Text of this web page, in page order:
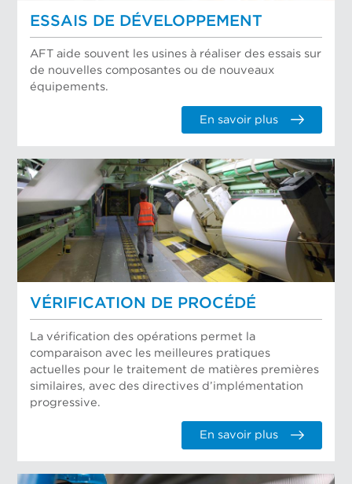
ESSAIS DE DÉVELOPPEMENT
AFT aide souvent les usines à réaliser des essais sur
de nouvelles composantes ou de nouveaux
équipements.
En savoir plus
VÉRIFICATION DE PROCÉDÉ
La vérification des opérations permet la
comparaison avec les meilleures pratiques
actuelles pour le traitement de matières premières
similaires, avec des directives d’implémentation
progressive.
En savoir plus